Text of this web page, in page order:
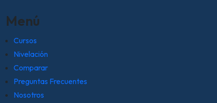
Menú
Cursos
Nivelación
Comparar
Preguntas Frecuentes
Nosotros